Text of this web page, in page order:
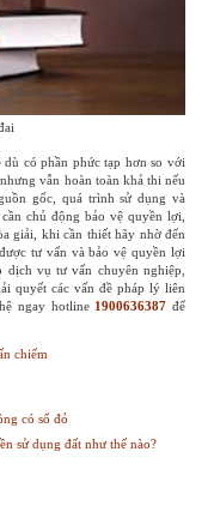
có phần phức tạp hơn so với
vẫn hoàn toàn khả thi nếu
gốc, quá trình sử dụng và
chủ động bảo vệ quyền lợi,
giải, khi cần thiết hãy nhờ đến
tư vấn và bảo vệ quyền lợi
dịch vụ tư vấn chuyên nghiệp,
quyết các vấn đề pháp lý liên
ngay hotline 1900636387 để
chiếm
có sổ đỏ
sử dụng đất như thế nào?